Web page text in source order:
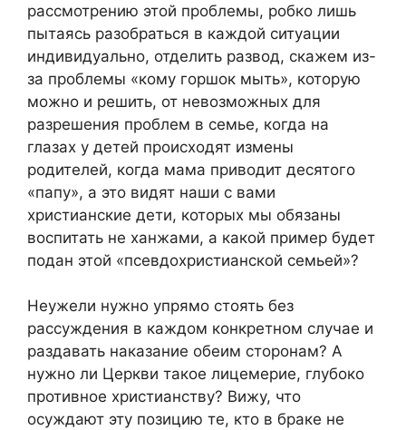
рассмотрению этой проблемы, робко лишь
пытаясь разобраться в каждой ситуации
индивидуально, отделить развод, скажем из-
за проблемы «кому горшок мыть», которую
можно и решить, от невозможных для
разрешения проблем в семье, когда на
глазах у детей происходят измены
родителей, когда мама приводит десятого
«папу», а это видят наши с вами
христианские дети, которых мы обязаны
воспитать не ханжами, а какой пример будет
подан этой «псевдохристианской семьей»?
Неужели нужно упрямо стоять без
рассуждения в каждом конкретном случае и
раздавать наказание обеим сторонам? А
нужно ли Церкви такое лицемерие, глубоко
противное христианству? Вижу, что
осуждают эту позицию те, кто в браке не